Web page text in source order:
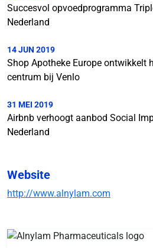
Succesvol opvoedprogramma
Nederland
14 JUN 2019
Shop Apotheke Europe ontwikkelt
centrum bij Venlo
31 MEI 2019
Airbnb verhoogt aanbod Social
Nederland
Website
http://www.alnylam.com